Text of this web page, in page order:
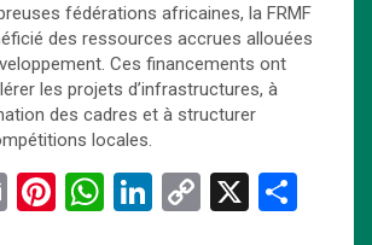
fédérations africaines, la FRMF
des ressources accrues allouées
Ces financements ont
les projets d’infrastructures, à
des cadres et à structurer
locales.
E
Pi W Li
C
X